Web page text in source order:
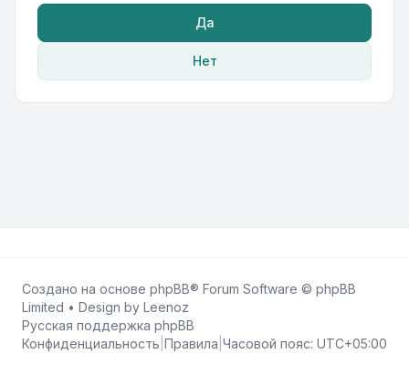
Да
Нет
Создано на основе phpBB® Forum Software © phpBB
Limited • Design by Leenoz
Русская поддержка phpBB
Конфиденциальность Правила Часовой пояс: UTC+05:00